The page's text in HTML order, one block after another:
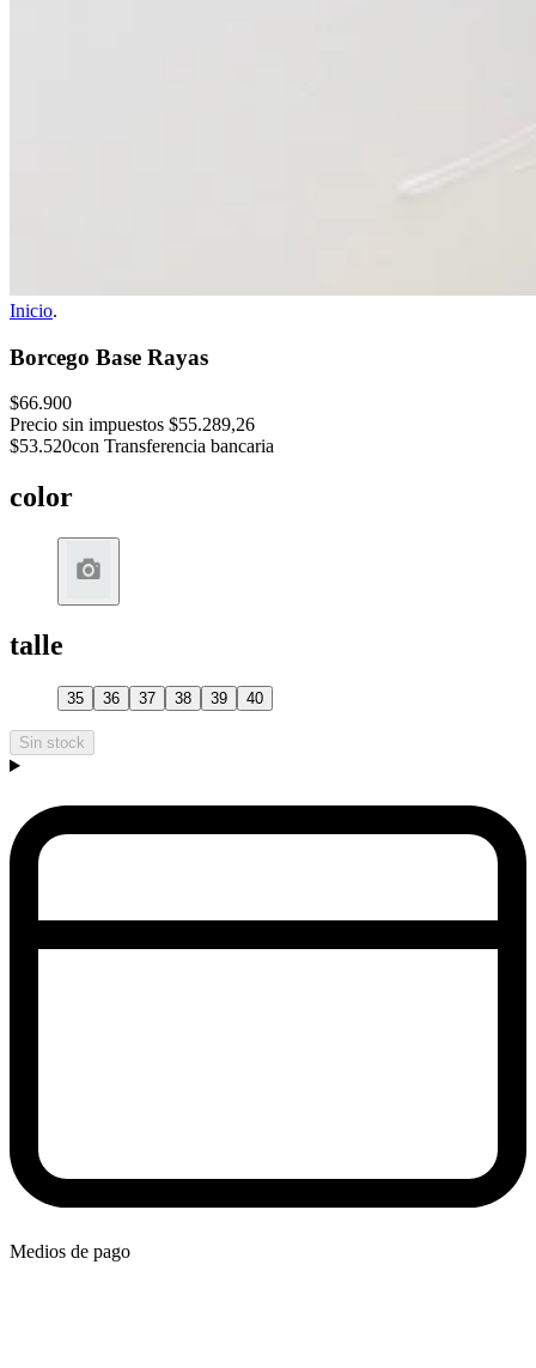
Inicio.
Borcego Base Rayas
$66.900
Precio sin impuestos $55.289,26
$53.520con Transferencia bancaria
color
talle
35 36 37 38 39 40
Sin stock
Medios de pago